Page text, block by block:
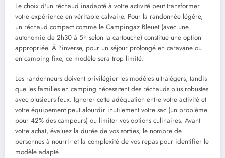
Le choix d'un réchaud inadapté à votre activité peut transformer
votre expérience en véritable calvaire. Pour la randonnée légère,
un réchaud compact comme le Campingaz Bleuet (avec une
autonomie de 2h30 à 5h selon la cartouche) constitue une option
appropriée. À l'inverse, pour un séjour prolongé en caravane ou
en camping fixe, ce modèle sera trop limité.
Les randonneurs doivent privilégier les modèles ultralégers, tandis
que les familles en camping nécessitent des réchauds plus robustes
avec plusieurs feux. Ignorer cette adéquation entre votre activité et
votre équipement peut alourdir inutilement votre sac (un problème
pour 42% des campeurs) ou limiter vos options culinaires. Avant
votre achat, évaluez la durée de vos sorties, le nombre de
personnes à nourrir et la complexité de vos repas pour identifier le
modèle adapté.